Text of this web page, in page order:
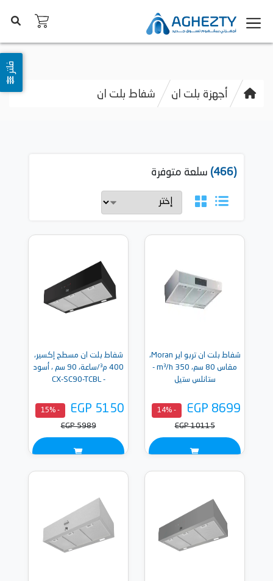
أجهزة بلت ان شفاط بلت ان
فلتر
(466) سلعة متوفرة
شفاط بلت ان تربو اير Moran،
مقاس 80 سم، 350 m³/h -
ستانلس ستيل
EGP 8699
- 14%
EGP 10115
شفاط بلت ان مسطح إكسير،
400 م³/ساعة، 90 سم ، أسود
- CX-SC90-TCBL
EGP 5150
- 15%
EGP 5989